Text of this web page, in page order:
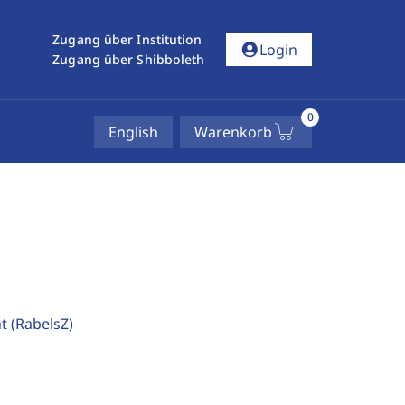
Zugang über Institution
Zugang über Shibboleth
account_circleLogin
English Warenkorb
0
(RabelsZ)